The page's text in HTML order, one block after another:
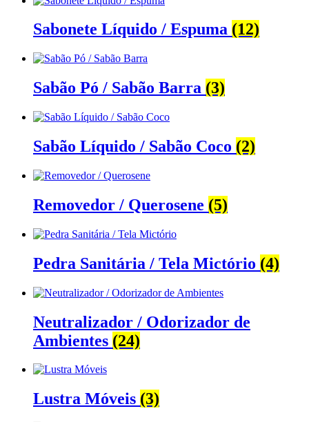
Sabonete Líquido / Espuma (12)
Sabão Pó / Sabão Barra (3)
Sabão Líquido / Sabão Coco (2)
Removedor / Querosene (5)
Pedra Sanitária / Tela Mictório (4)
Neutralizador / Odorizador de
Ambientes (24)
Lustra Móveis (3)